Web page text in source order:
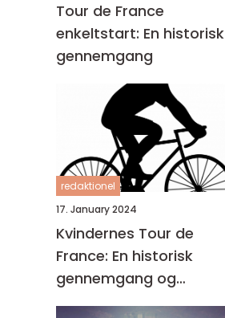
Tour de France
enkeltstart: En historisk
gennemgang
redaktionel
17. January 2024
Kvindernes Tour de
France: En historisk
gennemgang og
præsentation